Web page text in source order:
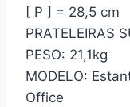
[ P ] = 28,5 cm
PRATELEIRAS
PESO: 21,1kg
MODELO:
Office